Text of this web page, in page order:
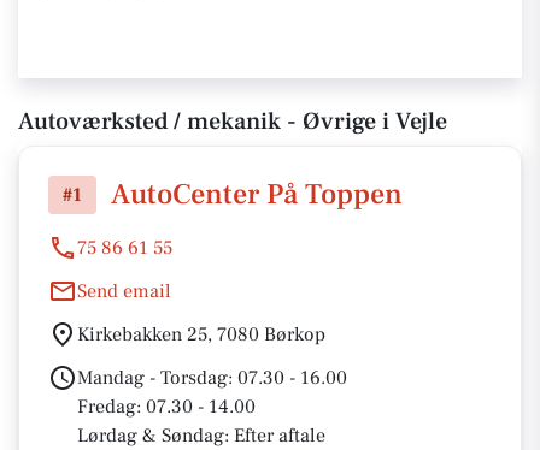
Autoværksted / mekanik - Øvrige i Vejle
#1 AutoCenter På Toppen
75 86 61 55
Send email
Kirkebakken 25, 7080 Børkop
Mandag - Torsdag: 07.30 - 16.00
Fredag: 07.30 - 14.00
Lørdag & Søndag: Efter aftale